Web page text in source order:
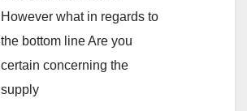
However what in regards to
the bottom line Are you
certain concerning the
supply